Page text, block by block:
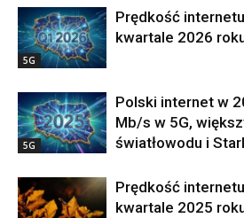
5G
Prędkość
kwartale 2026
5G
Polski internet w
Mb/s w 5G,
światłowodu i
Prędkość
kwartale 2025